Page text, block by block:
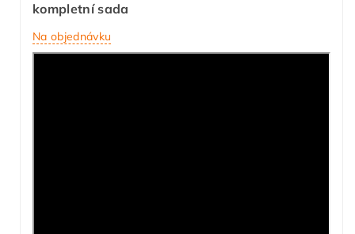
kompletní sada
Na objednávku